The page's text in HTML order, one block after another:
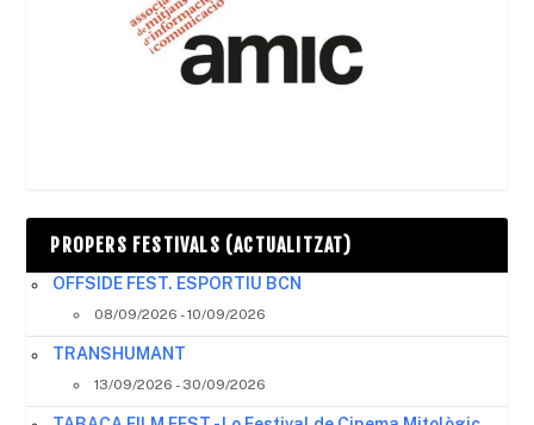
PROPERS FESTIVALS (ACTUALITZAT)
OFFSIDE FEST. ESPORTIU BCN
08/09/2026 - 10/09/2026
TRANSHUMANT
13/09/2026 - 30/09/2026